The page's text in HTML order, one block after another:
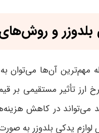
بلدوزر و
آن‌ها می‌توان
ارز تأثیر مستقیمی
می‌تواند در کاهش
یدکی بلدوزر به